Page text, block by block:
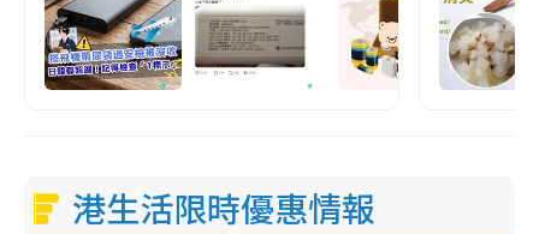
港生活限時優惠情報